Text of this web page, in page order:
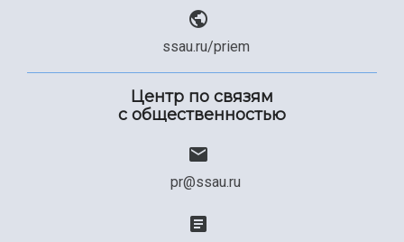
ssau.ru/priem
Центр по связям
с общественностью
pr@ssau.ru